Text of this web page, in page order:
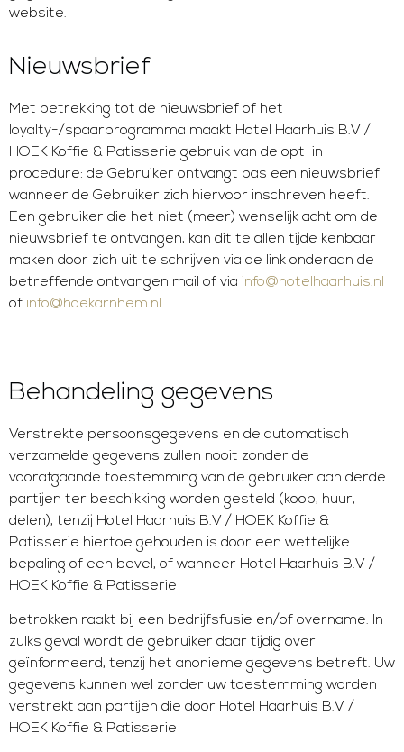
website.
Nieuwsbrief
Met betrekking tot de nieuwsbrief of het
loyalty-/spaarprogramma maakt Hotel Haarhuis B.V /
HOEK Koffie & Patisserie gebruik van de opt-in
procedure: de Gebruiker ontvangt pas een nieuwsbrief
wanneer de Gebruiker zich hiervoor inschreven heeft.
Een gebruiker die het niet (meer) wenselijk acht om de
nieuwsbrief te ontvangen, kan dit te allen tijde kenbaar
maken door zich uit te schrijven via de link onderaan de
betreffende ontvangen mail of via info@hotelhaarhuis.nl
of info@hoekarnhem.nl .
Behandeling gegevens
Verstrekte persoonsgegevens en de automatisch
verzamelde gegevens zullen nooit zonder de
voorafgaande toestemming van de gebruiker aan derde
partijen ter beschikking worden gesteld (koop, huur,
delen), tenzij Hotel Haarhuis B.V / HOEK Koffie &
Patisserie hiertoe gehouden is door een wettelijke
bepaling of een bevel, of wanneer Hotel Haarhuis B.V /
HOEK Koffie & Patisserie
betrokken raakt bij een bedrijfsfusie en/of overname. In
zulks geval wordt de gebruiker daar tijdig over
geïnformeerd, tenzij het anonieme gegevens betreft. Uw
gegevens kunnen wel zonder uw toestemming worden
verstrekt aan partijen die door Hotel Haarhuis B.V /
HOEK Koffie & Patisserie